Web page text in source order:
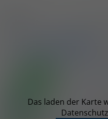
Das laden der Karte